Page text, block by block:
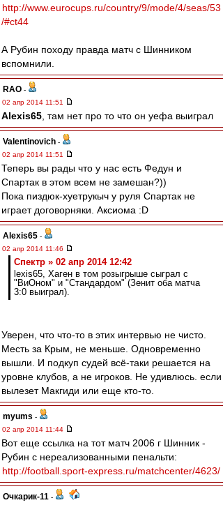
http://www.eurocups.ru/country/9/mode/4/seas/53
/#ct44
А Рубин походу правда матч с Шинником
вспомнили.
RAO -
02 апр 2014 11:51
Alexis65 , там нет про то что он уефа выиграл
Valentinovich -
02 апр 2014 11:51
Теперь вы рады что у нас есть Федун и
Спартак в этом всем не замешан?))
Пока пиздюк-хуетрукыч у руля Спартак не
играет договорняки. Аксиома :D
Alexis65 -
02 апр 2014 11:46
Спектр » 02 апр 2014 12:42
lexis65, Хаген в том розыгрыше сыграл с
"ВиОном" и "Стандардом" (Зенит оба матча
3:0 выиграл).
Уверен, что что-то в этих интервью не чисто.
Месть за Крым, не меньше. Одновременно
вышли. И подкуп судей всё-таки решается на
уровне клубов, а не игроков. Не удивлюсь. если
вылезет Макгиди или еще кто-то.
myums -
02 апр 2014 11:44
Вот еще ссылка на тот матч 2006 г Шинник -
Рубин с нереализованными пенальти:
http://football.sport-express.ru/matchcenter/4623/
Очкарик-11 -